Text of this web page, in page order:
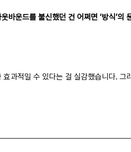
바운드를 불신했던 건 어쩌면 ‘방식’의
과적일 수 있다는 걸 실감했습니다. 그